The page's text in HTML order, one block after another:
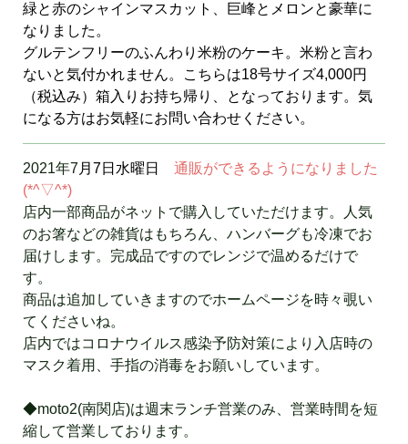
緑と赤のシャインマスカット、巨峰とメロンと豪華に
なりました。
グルテンフリーのふんわり米粉のケーキ。米粉と言わ
ないと気付かれません。こちらは18号サイズ4,000円
（税込み）箱入りお持ち帰り、となっております。気
になる方はお気軽にお問い合わせください。
2021年7 月7日水曜日 通販ができるようになりました
(*^▽^*)
店内一部商品がネットで購入していただけます。人気
のお箸などの雑貨はもちろん、ハンバーグも冷凍でお
届けします。完成品ですのでレンジで温めるだけで
す。
商品は追加していきますのでホームページを時々覗い
てくださいね。
店内ではコロナウイルス感染予防対策により入店時の
マスク着用、手指の消毒をお願いしています。
◆moto2(南関店)は週末ランチ営業のみ、営業時間を短
縮して営業しております。